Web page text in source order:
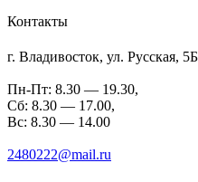
Контакты
г. Владивосток, ул. Русская, 5Б
Пн-Пт: 8.30 — 19.30,
Сб: 8.30 — 17.00,
Вс: 8.30 — 14.00
2480222@mail.ru